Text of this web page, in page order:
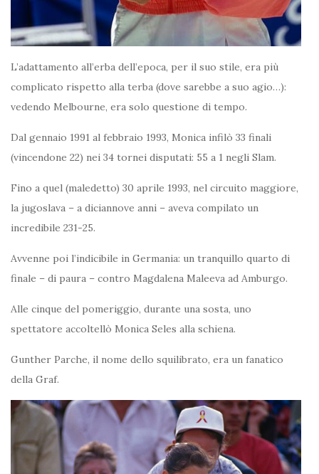
L’adattamento all’erba dell’epoca, per il suo stile, era più
complicato rispetto alla terba (dove sarebbe a suo agio…):
vedendo Melbourne, era solo questione di tempo.
Dal gennaio 1991 al febbraio 1993, Monica infilò 33 finali
(vincendone 22) nei 34 tornei disputati: 55 a 1 negli Slam.
Fino a quel (maledetto) 30 aprile 1993, nel circuito maggiore,
la jugoslava – a diciannove anni – aveva compilato un
incredibile 231-25.
Avvenne poi l’indicibile in Germania: un tranquillo quarto di
finale – di paura – contro Magdalena Maleeva ad Amburgo.
Alle cinque del pomeriggio, durante una sosta, uno
spettatore accoltellò Monica Seles alla schiena.
Gunther Parche, il nome dello squilibrato, era un fanatico
della Graf.